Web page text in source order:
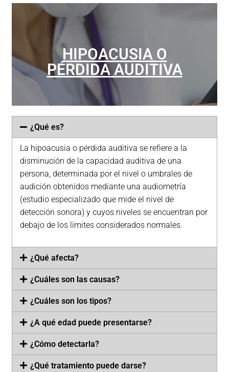
HIPOACUSIA O
PÉRDIDA AUDITIVA
CONÓCE TODO SOBRE
EL TEMA
¿Qué es?
La hipoacusia o pérdida auditiva se refiere a la
disminución de la capacidad auditiva de una
persona, determinada por el nivel o umbrales de
audición obtenidos mediante una audiometría
(estudio especializado que mide el nivel de
detección sonora) y cuyos niveles se encuentran por
debajo de los límites considerados normales.
¿Qué afecta?
¿Cuáles son las causas?
¿Cuáles son los tipos?
¿A qué edad puede presentarse?
¿Cómo detectarla?
¿Qué tratamiento puede darse?